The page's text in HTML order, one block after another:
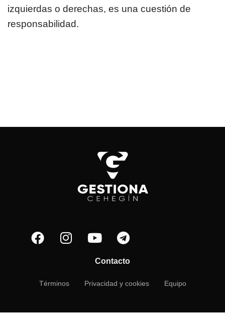
izquierdas o derechas, es una cuestión de
responsabilidad.
Contacto
Términos Privacidad y cookies Equipo